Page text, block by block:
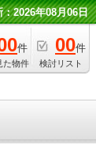
：2026年08月06日
件
た物件
00件
検討リスト